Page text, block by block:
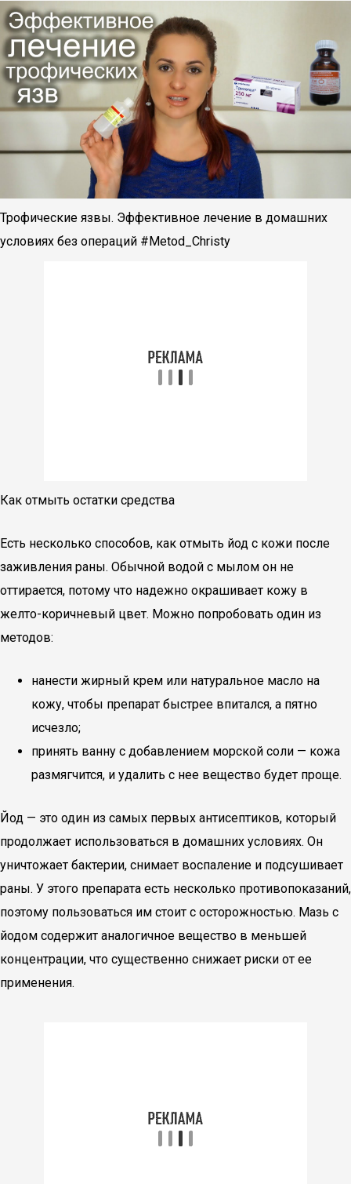
Трофические язвы. Эффективное лечение в домашних
условиях без операций #Metod_Christy
Как отмыть остатки средства
Есть несколько способов, как отмыть йод с кожи после
заживления раны. Обычной водой с мылом он не
оттирается, потому что надежно окрашивает кожу в
желто-коричневый цвет. Можно попробовать один из
методов:
нанести жирный крем или натуральное масло на
кожу, чтобы препарат быстрее впитался, а пятно
исчезло;
принять ванну с добавлением морской соли — кожа
размягчится, и удалить с нее вещество будет проще.
Йод — это один из самых первых антисептиков, который
продолжает использоваться в домашних условиях. Он
уничтожает бактерии, снимает воспаление и подсушивает
раны. У этого препарата есть несколько противопоказаний,
поэтому пользоваться им стоит с осторожностью. Мазь с
йодом содержит аналогичное вещество в меньшей
концентрации, что существенно снижает риски от ее
применения.